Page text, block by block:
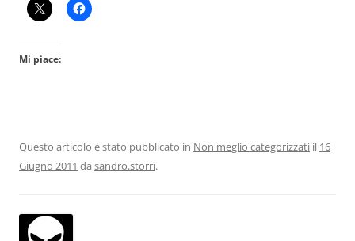
Mi piace:
Questo articolo è stato pubblicato in Non meglio categorizzati il 16
Giugno 2011 da sandro.storri.